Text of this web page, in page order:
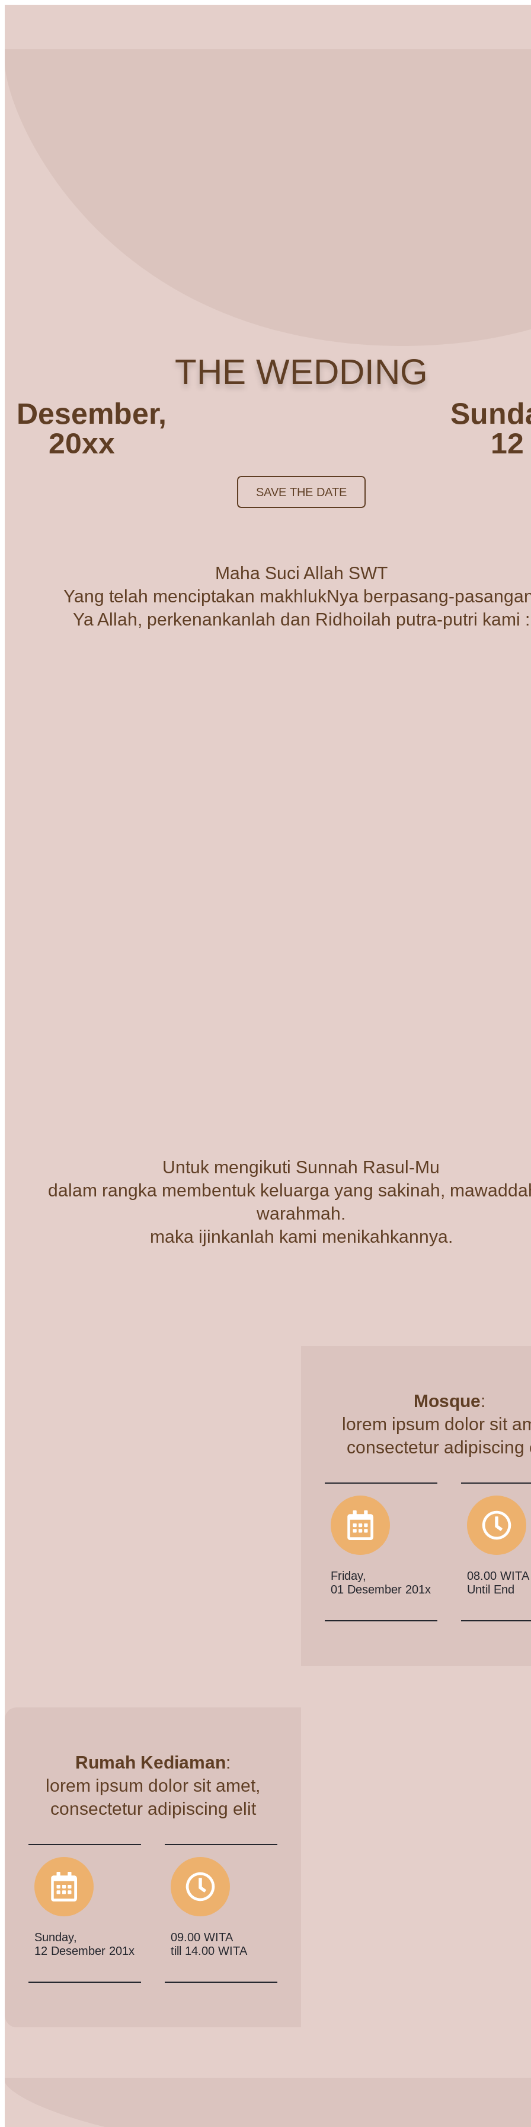
THE WEDDING
Desember,
20xx
12
SAVE THE DATE
Maha Suci Allah SWT
Yang telah menciptakan makhlukNya berpasang-
Ya Allah, perkenankanlah dan Ridhoilah putra-putri kami :
Untuk mengikuti Sunnah Rasul-Mu
dalam rangka membentuk keluarga yang sakinah,
warahmah.
maka ijinkanlah kami menikahkannya.
Mosque:
lorem ipsum dolor sit
consectetur adipiscing
Friday,
01 Desember 201x
08.00 WITA
Until End
Rumah Kediaman:
lorem ipsum dolor sit amet,
consectetur adipiscing elit
Sunday,
12 Desember 201x
09.00 WITA
till 14.00 WITA